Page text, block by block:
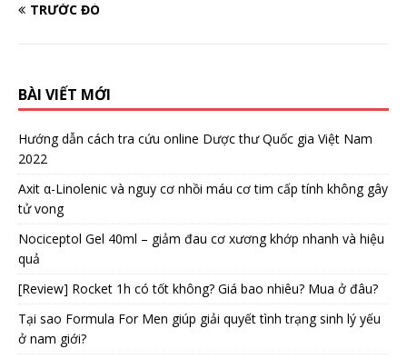
TRƯỚC ĐÓ
BÀI VIẾT MỚI
Hướng dẫn cách tra cứu online Dược thư Quốc gia Việt Nam
2022
Axit α-Linolenic và nguy cơ nhồi máu cơ tim cấp tính không gây
tử vong
Nociceptol Gel 40ml – giảm đau cơ xương khớp nhanh và hiệu
quả
[Review] Rocket 1h có tốt không? Giá bao nhiêu? Mua ở đâu?
Tại sao Formula For Men giúp giải quyết tình trạng sinh lý yếu
ở nam giới?